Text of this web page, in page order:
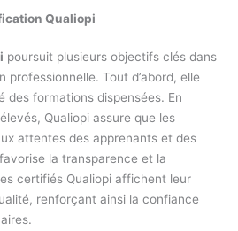
Qualiopi
poursuit plusieurs objectifs clés dans
professionnelle. Tout d’abord, elle
des formations dispensées. En
Qualiopi assure que les
attentes des apprenants et des
la transparence et la
certifiés Qualiopi affichent leur
renforçant ainsi la confiance